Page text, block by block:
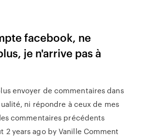
facebook, ne
je n'arrive pas à
envoyer de commentaires dans
ni répondre à ceux de mes
commentaires précédents
2 years ago by Vanille Comment